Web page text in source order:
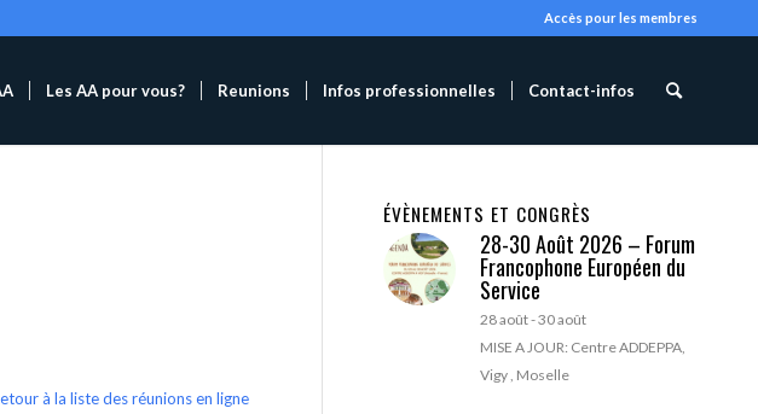
Accès pour les membres
Les AA pour vous? Reunions Infos professionnelles Contact-infos
à la liste des réunions en ligne
ÉVÈNEMENTS ET CONGRÈS
28-30 Août 2026 – Forum
Francophone Européen du
Service
28 août-30 août
MISE A JOUR: Centre ADDEPPA,
Vigy , Moselle